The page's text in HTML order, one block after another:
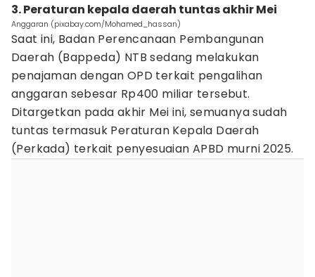
3. Peraturan kepala daerah tuntas akhir Mei
Anggaran (pixabay.com/Mohamed_hassan)
Saat ini, Badan Perencanaan Pembangunan
Daerah (Bappeda) NTB sedang melakukan
penajaman dengan OPD terkait pengalihan
anggaran sebesar Rp400 miliar tersebut.
Ditargetkan pada akhir Mei ini, semuanya sudah
tuntas termasuk Peraturan Kepala Daerah
(Perkada) terkait penyesuaian APBD murni 2025.